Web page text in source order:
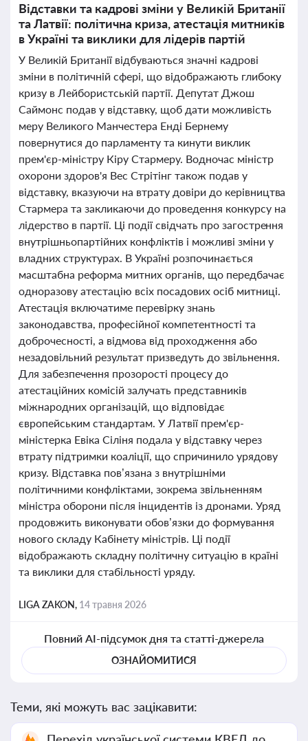
Відставки та кадрові зміни у Великій Британії
та Латвії: політична криза, атестація митників
в Україні та виклики для лідерів партій
У Великій Британії відбуваються значні кадрові
зміни в політичній сфері, що відображають глибоку
кризу в Лейбористській партії. Депутат Джош
Саймонс подав у відставку, щоб дати можливість
меру Великого Манчестера Енді Бернему
повернутися до парламенту та кинути виклик
прем'єр-міністру Кіру Стармеру. Водночас міністр
охорони здоров'я Вес Стрітінг також подав у
відставку, вказуючи на втрату довіри до керівництва
Стармера та закликаючи до проведення конкурсу на
лідерство в партії. Ці події свідчать про загострення
внутрішньопартійних конфліктів і можливі зміни у
владних структурах. В Україні розпочинається
масштабна реформа митних органів, що передбачає
одноразову атестацію всіх посадових осіб митниці.
Атестація включатиме перевірку знань
законодавства, професійної компетентності та
доброчесності, а відмова від проходження або
незадовільний результат призведуть до звільнення.
Для забезпечення прозорості процесу до
атестаційних комісій залучать представників
міжнародних організацій, що відповідає
європейським стандартам. У Латвії прем'єр-
міністерка Евіка Сіліня подала у відставку через
втрату підтримки коаліції, що спричинило урядову
кризу. Відставка пов’язана з внутрішніми
політичними конфліктами, зокрема звільненням
міністра оборони після інцидентів із дронами. Уряд
продовжить виконувати обов’язки до формування
нового складу Кабінету міністрів. Ці події
відображають складну політичну ситуацію в країні
та виклики для стабільності уряду.
LIGA ZAKON, 14 травня 2026
Повний AI-підсумок дня та статті-джерела
ОЗНАЙОМИТИСЯ
Теми, які можуть вас зацікавити: